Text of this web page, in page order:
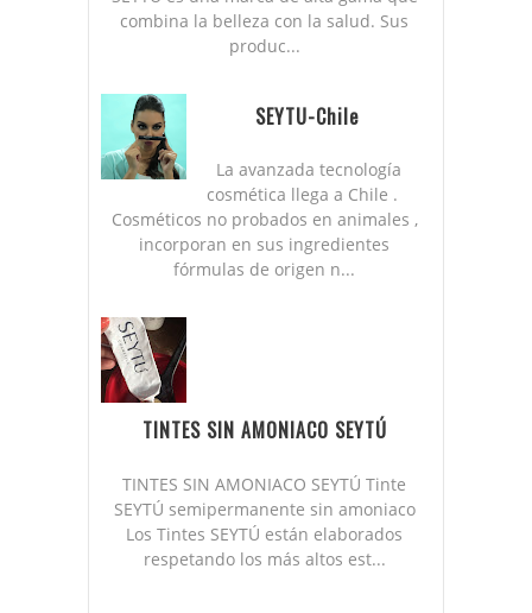
combina la belleza con la salud. Sus
produc...
SEYTU-Chile
La avanzada tecnología
cosmética llega a Chile .
Cosméticos no probados en animales ,
incorporan en sus ingredientes
fórmulas de origen n...
TINTES SIN AMONIACO SEYTÚ
TINTES SIN AMONIACO SEYTÚ Tinte
SEYTÚ semipermanente sin amoniaco
Los Tintes SEYTÚ están elaborados
respetando los más altos est...